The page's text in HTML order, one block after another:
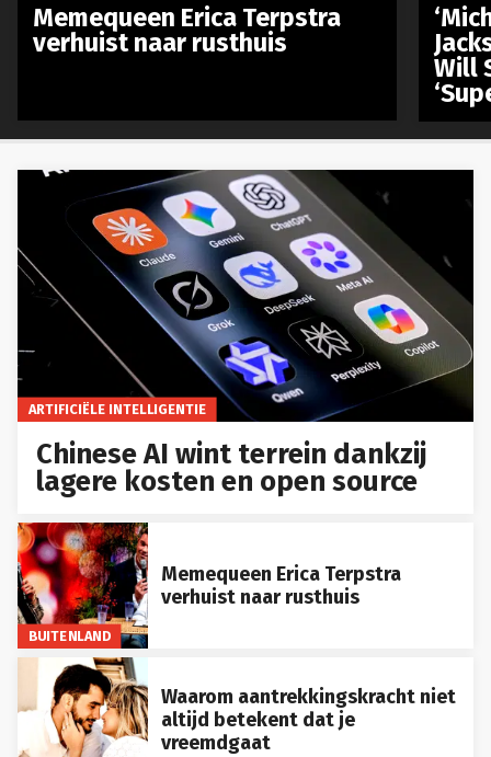
ARTIFICIËLE INTELLIGENTIE
Chinese AI wint terrein dankzij
lagere kosten en open source
BUITENLAND
Memequeen Erica Terpstra
verhuist naar rusthuis
Waarom aantrekkingskracht niet
altijd betekent dat je
vreemdgaat
Memequeen Erica Terpstra
verhuist naar rusthuis
Will